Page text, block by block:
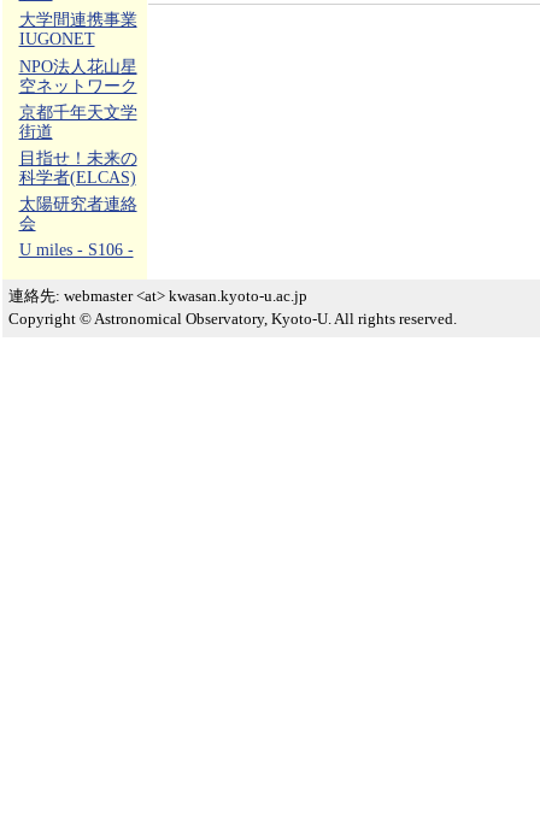
大学間連携事業
IUGONET
NPO法人花山星
空ネットワーク
京都千年天文学
街道
目指せ！未来の
科学者(ELCAS)
太陽研究者連絡
会
U miles - S106 -
連絡先: webmaster <at> kwasan.kyoto-u.ac.jp
Copyright © Astronomical Observatory, Kyoto-U. All rights reserved.